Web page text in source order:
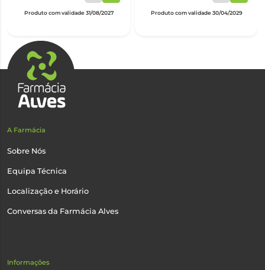
Produto com validade 31/08/2027 Produto com validade 30/04/2029
A Farmácia
Sobre Nós
Equipa Técnica
Localização e Horário
Conversas da Farmácia Alves
Informações